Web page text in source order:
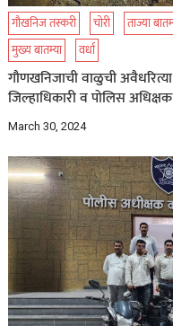
गौखनिज तस्करी चोरी ताज्या
मुख्य बातम्या
वर्धा
गौणखनिजाची वाळुची
जिल्हाधिकारी व पोलिस
March 30, 2024